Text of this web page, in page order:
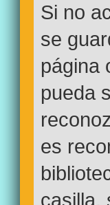
Si no
se
página
pueda
es
casilla,